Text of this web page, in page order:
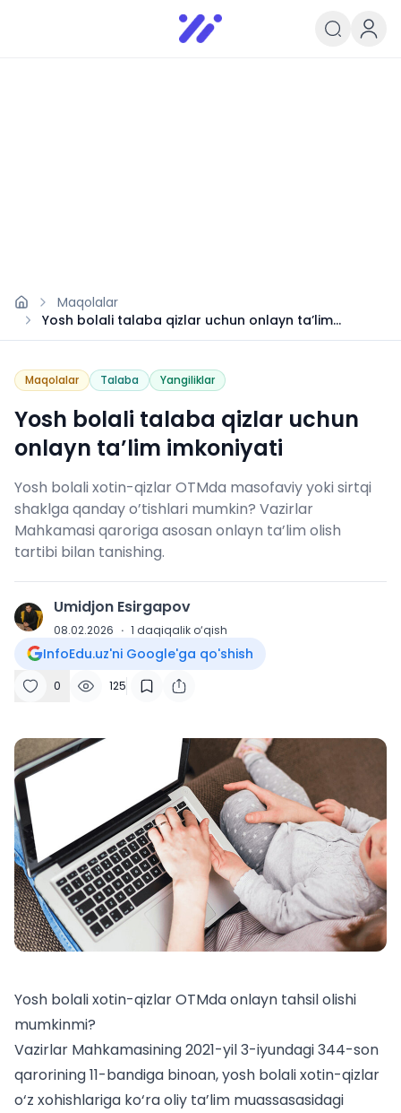
Infoedu
Ta&#039;lim xabarlari va
Maqolalar
Yosh bolali talaba qizlar uchun onlayn ta’lim
imkoniyati
Maqolalar Talaba Yangiliklar
Yosh bolali talaba qizlar uchun
onlayn ta’lim imkoniyati
Yosh bolali xotin-qizlar OTMda masofaviy yoki sirtqi
shaklga qanday o’tishlari mumkin? Vazirlar
Mahkamasi qaroriga asosan onlayn ta’lim olish
tartibi bilan tanishing.
U Umidjon Esirgapov
08.02.2026 · 1 daqiqalik o‘qish
InfoEdu.uz'ni Google'ga qo'shish
0 125
Yosh bolali xotin-qizlar OTMda onlayn tahsil olishi
mumkinmi?
Vazirlar Mahkamasining 2021-yil 3-iyundagi 344-son
qarorining 11-bandiga binoan, yosh bolali xotin-qizlar
o‘z xohishlariga ko‘ra oliy ta’lim muassasasidagi